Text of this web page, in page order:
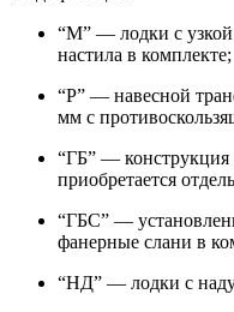
“М” — лодки с узкой
настила в комплекте;
“Р” — навесной
мм с
“ГБ” — конструкция
приобретается
“ГБС” —
фанерные слани в
“НД” — лодки с